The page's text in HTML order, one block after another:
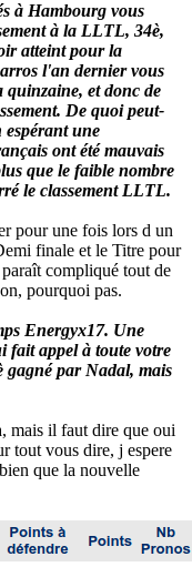
à Hambourg vous
à la LLTL, 34è,
atteint pour la
l'an dernier vous
quinzaine, et donc de
De quoi peut-
espérant une
ont été mauvais
que le faible nombre
le classement LLTL.
pour une fois lors d un
finale et le Titre pour
compliqué tout de
pourquoi pas.
Energyx17. Une
fait appel à toute votre
gagné par Nadal, mais
mais il faut dire que oui
tout vous dire, j espere
que la nouvelle